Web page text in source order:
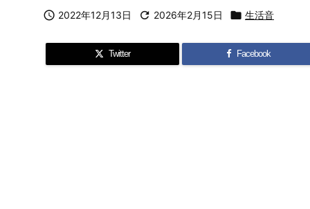
 2022年12月13日  2026年2月15日  生活音
Twitter Facebook